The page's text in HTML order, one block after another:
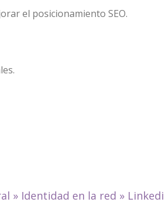
el posicionamiento SEO.
» Identidad en la red »